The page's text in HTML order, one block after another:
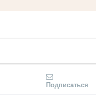
Подписаться